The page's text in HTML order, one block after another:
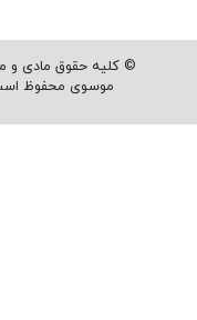
© کلیه حقوق مادی و
موسوی محفوظ